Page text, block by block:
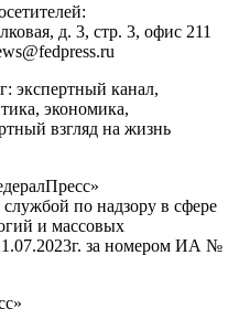
д. 3, стр. 3, офис 211
экспертный канал,
экономика,
взгляд на жизнь
по надзору в сфере
и массовых
за номером ИА №